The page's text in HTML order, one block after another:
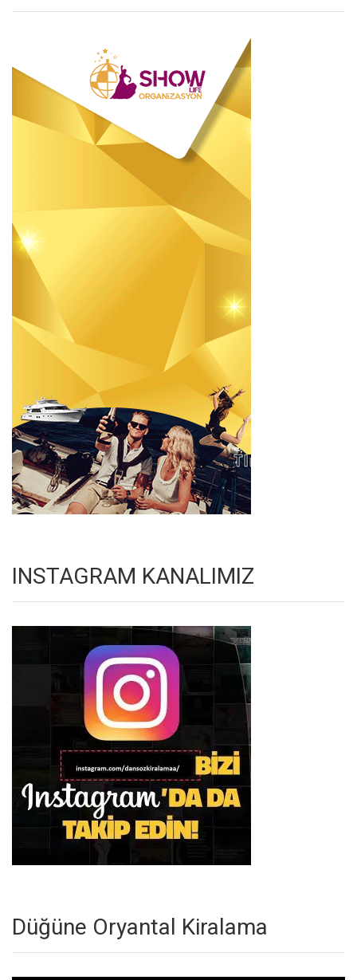
INSTAGRAM KANALIMIZ
Düğüne Oryantal Kiralama